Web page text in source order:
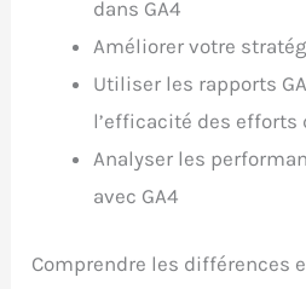
dans GA4
Améliorer votre
Utiliser les rapports
l’efficacité des efforts
Analyser les
avec GA4
Comprendre les différences